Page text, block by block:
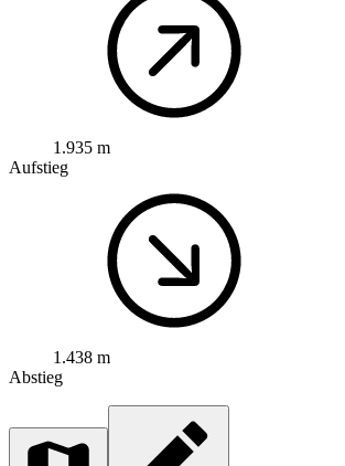
1.935 m
Aufstieg
1.438 m
Abstieg